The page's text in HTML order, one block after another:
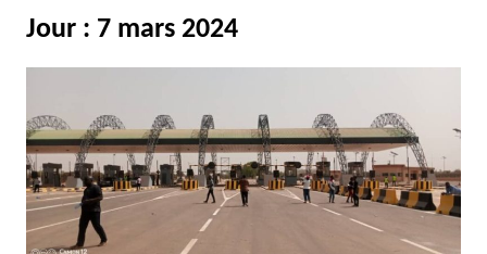
Jour : 7 mars 2024